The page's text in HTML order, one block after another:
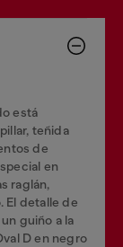
está
teñida
de
en
raglán,
El detalle de
guiño a la
D en negro